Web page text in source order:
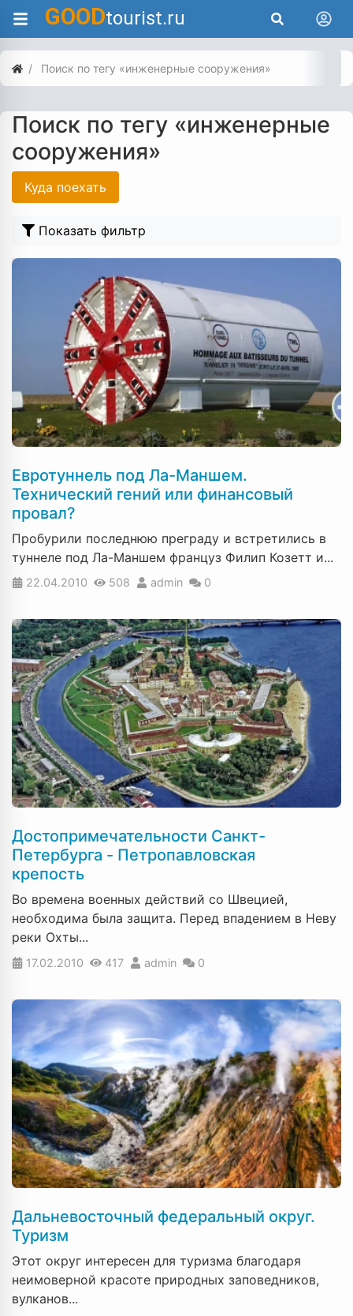
GOODtourist.ru
Поиск по тегу «инженерные сооружения»
Поиск по тегу «инженерные
сооружения»
Куда поехать
Показать фильтр
Евротуннель под Ла-Маншем.
Технический гений или финансовый
провал?
Пробурили последнюю преграду и встретились в
туннеле под Ла-Маншем француз Филип Козетт и...
22.04.2010 508 admin 0
Достопримечательности Санкт-
Петербурга - Петропавловская
крепость
Во времена военных действий со Швецией,
необходима была защита. Перед впадением в Неву
реки Охты...
17.02.2010 417 admin 0
Дальневосточный федеральный округ.
Туризм
Этот округ интересен для туризма благодаря
неимоверной красоте природных заповедников,
вулканов...